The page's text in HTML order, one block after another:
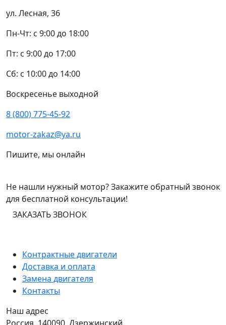
ул. Лесная, 36
Пн-Чт: с 9:00 до 18:00
Пт: с 9:00 до 17:00
Сб: с 10:00 до 14:00
Воскресенье выходной
8 (800) 775-45-92
motor-zakaz@ya.ru
Пишите, мы онлайн
Не нашли нужный мотор? Закажите обратный звонок
для бесплатной консультации!
ЗАКАЗАТЬ ЗВОНОК
Контрактные двигатели
Доставка и оплата
Замена двигателя
Контакты
Наш адрес